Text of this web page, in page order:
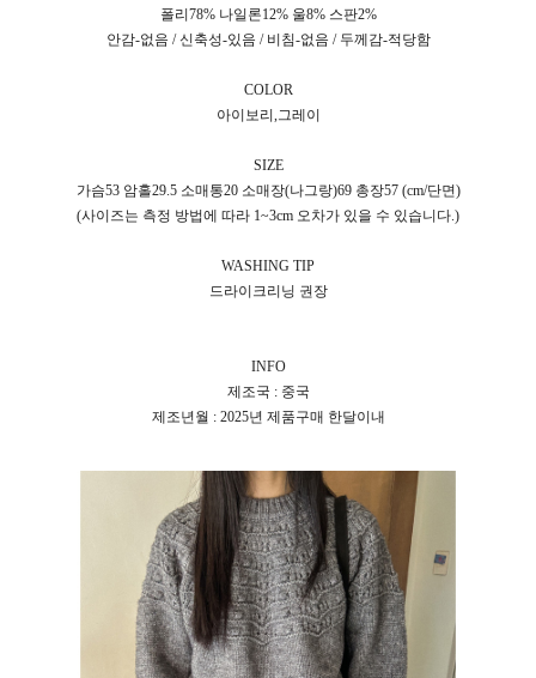
폴리78% 나일론12% 울8% 스판2%
안감-없음 / 신축성-있음 / 비침-없음 / 두께감-적당함
COLOR
아이보리,그레이
SIZE
가슴53 암홀29.5 소매통20 소매장(나그랑)69 총장57 (cm/단면)
(사이즈는 측정 방법에 따라 1~3cm 오차가 있을 수 있습니다.)
WASHING TIP
드라이크리닝 권장
INFO
제조국 : 중국
제조년월 : 2025년 제품구매 한달이내